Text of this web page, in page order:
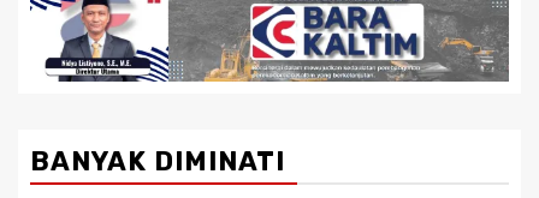
BANYAK DIMINATI